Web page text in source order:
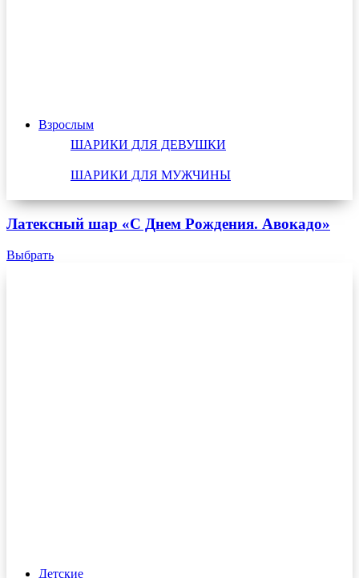
Взрослым
ШАРИКИ ДЛЯ ДЕВУШКИ
ШАРИКИ ДЛЯ МУЖЧИНЫ
Детские
Латексный шар «С Днем Рождения. Авокадо»
Выбрать